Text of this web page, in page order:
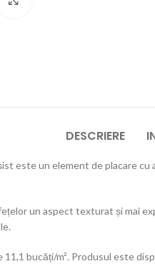
DESCRIERE
este un element de placare
un aspect texturat și mai
bucăți/m². Produsul este